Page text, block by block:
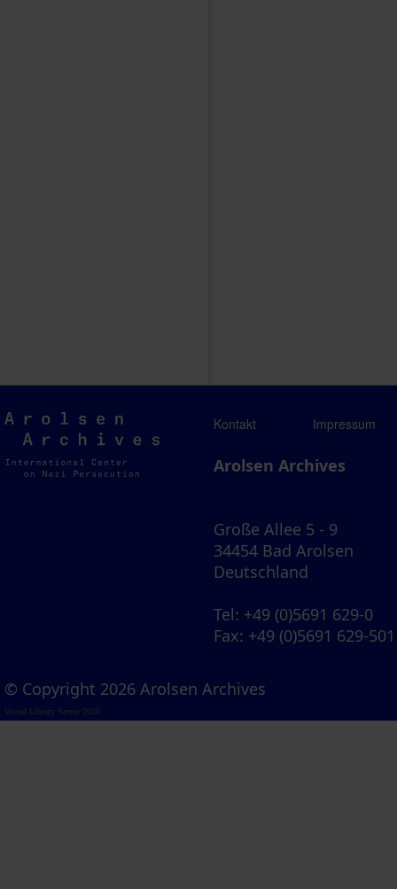
Arolsen
Archives
Kontakt Impressum
Arolsen Archives
Große Allee 5 - 9
34454 Bad Arolsen
Deutschland
Tel: +49 (0)5691 629-0
Fax: +49 (0)5691 629-501
© Copyright 2026 Arolsen Archives
Visual Library Server 2026